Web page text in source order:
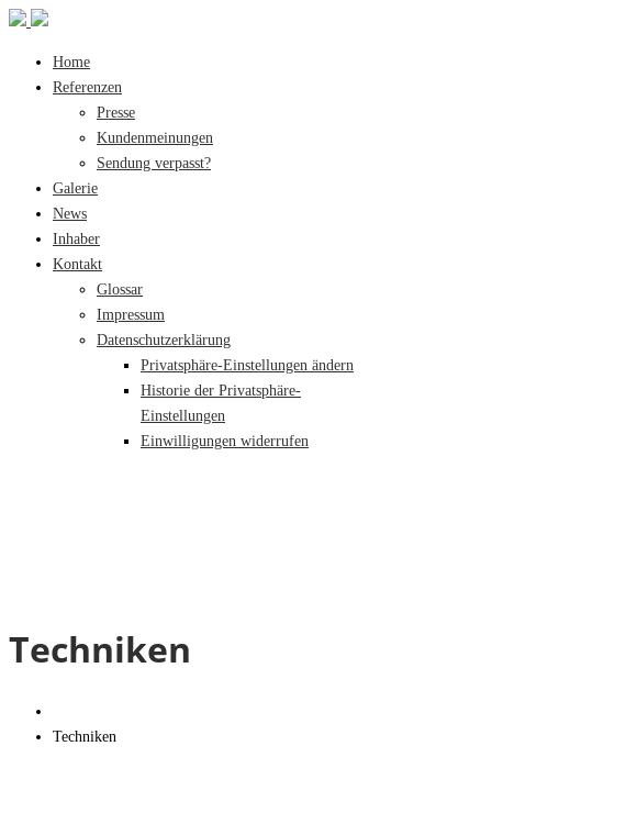
Home
Referenzen
Presse
Kundenmeinungen
Sendung verpasst?
Galerie
News
Inhaber
Kontakt
Glossar
Impressum
Datenschutzerklärung
Privatsphäre-Einstellungen ändern
Historie der Privatsphäre-
Einstellungen
Einwilligungen widerrufen
Techniken
Techniken